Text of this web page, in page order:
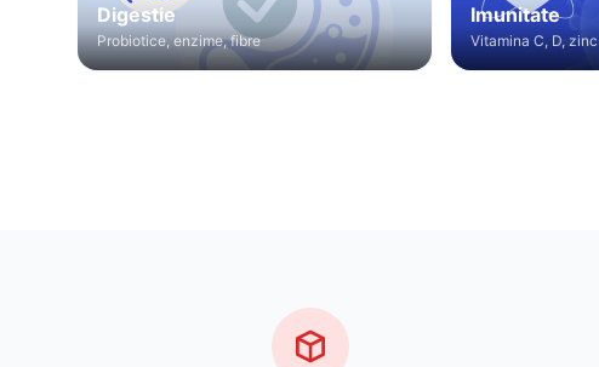
Digestie
Probiotice, enzime, fibre
Imunitate
Vitamina C, D, zinc